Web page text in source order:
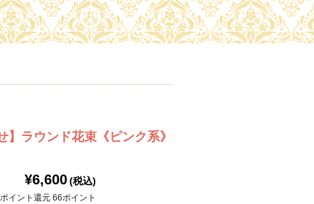
】ラウンド花束《ピンク系》
¥6,600(税込)
[ポイント還元 66ポイント